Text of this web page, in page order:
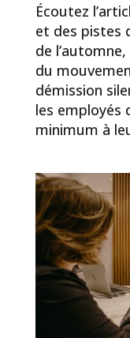
Écoutez
et des pistes
de
du
démission
les employés
minimum à